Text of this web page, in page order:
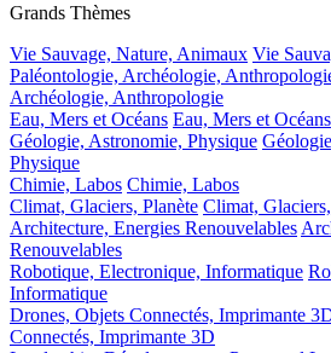
Grands Thèmes
Vie Sauvage, Nature, Animaux Vie
Paléontologie, Archéologie,
Archéologie, Anthropologie
Eau, Mers et Océans Eau, Mers et Océans
Géologie, Astronomie, Physique
Physique
Chimie, Labos Chimie, Labos
Climat, Glaciers, Planète Climat,
Architecture, Energies Renouvelables
Renouvelables
Robotique, Electronique, Informatique
Informatique
Drones, Objets Connectés, Imprimante
Connectés, Imprimante 3D